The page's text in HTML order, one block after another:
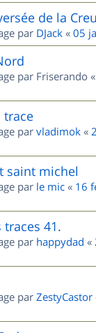
de la
par DJack « 05
par Friserando «
trace
par vladimok «
saint michel
par le mic « 16
traces 41.
par happydad «
par ZestyCastor